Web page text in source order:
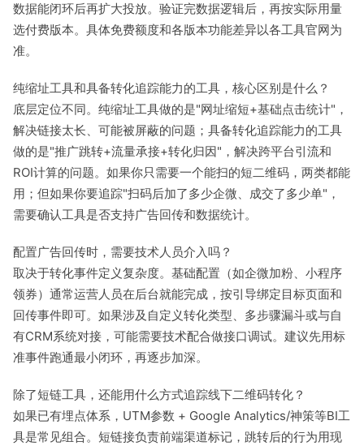
数据能闭环后再扩大投放。验证完数据逻辑后，再按实际用量
选付费版本。具体免费额度和各版本功能差异以各工具官网为
准。
纯缩址工具和具备转化追踪能力的工具，核心区别是什么？
底层定位不同。纯缩址工具做的是"网址缩短+基础点击统计"，
解决链接太长、可能被屏蔽的问题；具备转化追踪能力的工具
做的是"推广跳转+流量承接+转化归因"，解决跨平台引流和
ROI计算的问题。如果你只需要一个能扫的短二维码，两类都能
用；但如果你要追踪"扫码后加了多少企微、成交了多少单"，
需要确认工具是否支持广告回传和数据统计。
配置广告回传时，需要技术人员介入吗？
取决于转化事件定义复杂度。基础配置（如企微加粉、小程序
领券）通常运营人员在后台就能完成，按引导绑定目标页面和
回传事件即可。如果涉及自定义转化类型、多步骤漏斗或与自
有CRM系统对接，可能需要技术配合做接口调试。建议先用标
准事件跑通最小闭环，再逐步加深。
除了短链工具，还能用什么方式追踪线下二维码转化？
如果已有埋点体系，UTM参数 + Google Analytics/神策等BI工
具是常见组合。短链接负责前端渠道标记，跳转后的行为用现